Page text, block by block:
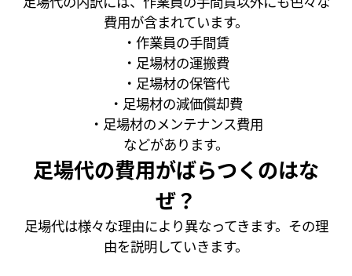
費用が含まれています。
・作業員の手間賃
・足場材の運搬費
・足場材の保管代
・足場材の減価償却費
・足場材のメンテナンス費用
などがあります。
足場代の費用がばらつくのはな
ぜ？
足場代は様々な理由により異なってきます。その理
由を説明していきます。